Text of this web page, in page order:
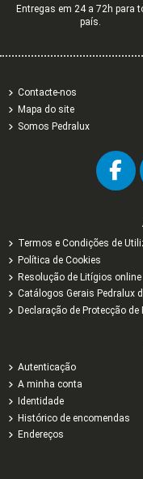
Entregas em 24 a 72h para
país.
Contacte-nos
Mapa do site
Somos Pedralux
Termos e Condições de
Política de Cookies
Resolução de Litígios online
Catálogos Gerais Pedralux
Declaração de Protecção
Autenticação
A minha conta
Identidade
Histórico de encomendas
Endereços